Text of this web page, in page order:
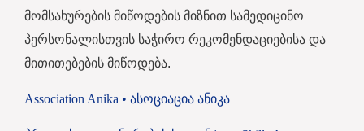
მომსახურების მიწოდების მიზნით სამედიცინო
პერსონალისთვის საჭირო რეკომენდაციებისა და
მითითებების მიწოდება.
Association Anika • ასოციაცია ანიკა